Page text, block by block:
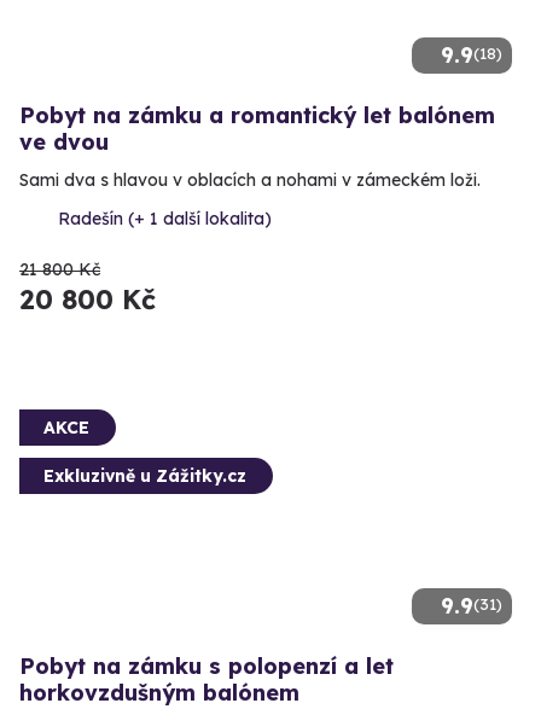
9.9(18)
Pobyt na zámku a romantický let balónem
ve dvou
Sami dva s hlavou v oblacích a nohami v zámeckém loži.
Radešín (+ 1 další lokalita)
21 800 Kč
20 800 Kč
9.9(31)
AKCE
Exkluzivně u Zážitky.cz
Pobyt na zámku s polopenzí a let
horkovzdušným balónem